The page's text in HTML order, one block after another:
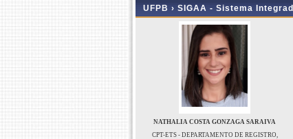
UFPB › SIGAA - Sistema
NATHALIA COSTA GONZAGA SARAIVA
CPT-ETS - DEPARTAMENTO DE REGISTRO,